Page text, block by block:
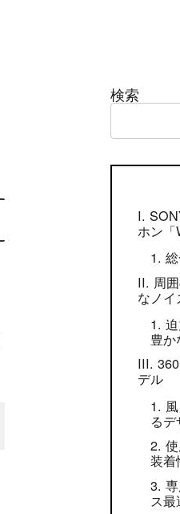
検索
ホン「
周
なノ
豊か
デル
る
装着
ス